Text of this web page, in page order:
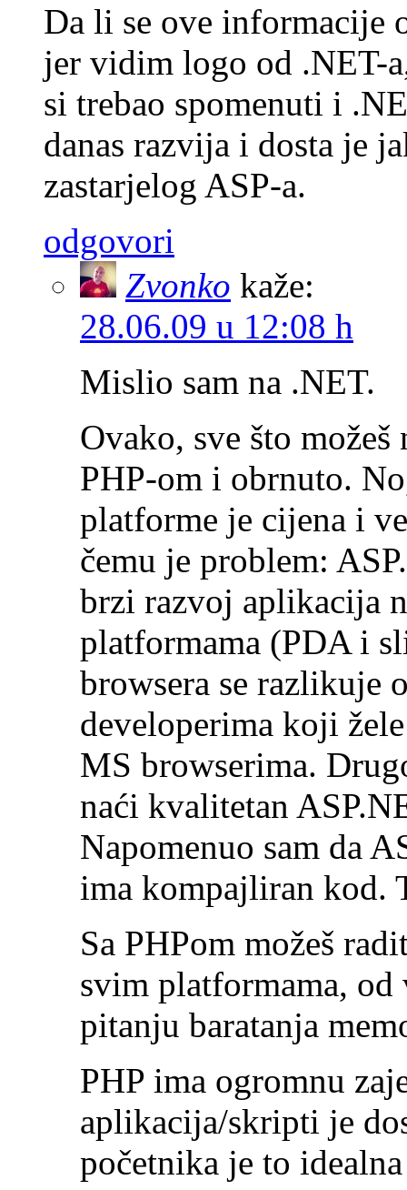
Da li se ove informacije
jer vidim logo od .NET-
si trebao spomenuti i
danas razvija i dosta je
zastarjelog ASP-a.
odgovori
Zvonko kaže:
28.06.09 u 12:08 h
Mislio sam na .NET.
Ovako, sve što možeš
PHP-om i obrnuto.
platforme je cijena i
čemu je problem:
brzi razvoj aplikacija
platformama (PDA i
browsera se razlikuje
developerima koji
MS browserima.
naći kvalitetan
Napomenuo sam da
ima kompajliran kod.
Sa PHPom možeš
svim platformama,
pitanju baratanja
PHP ima ogromnu
aplikacija/skripti je
početnika je to